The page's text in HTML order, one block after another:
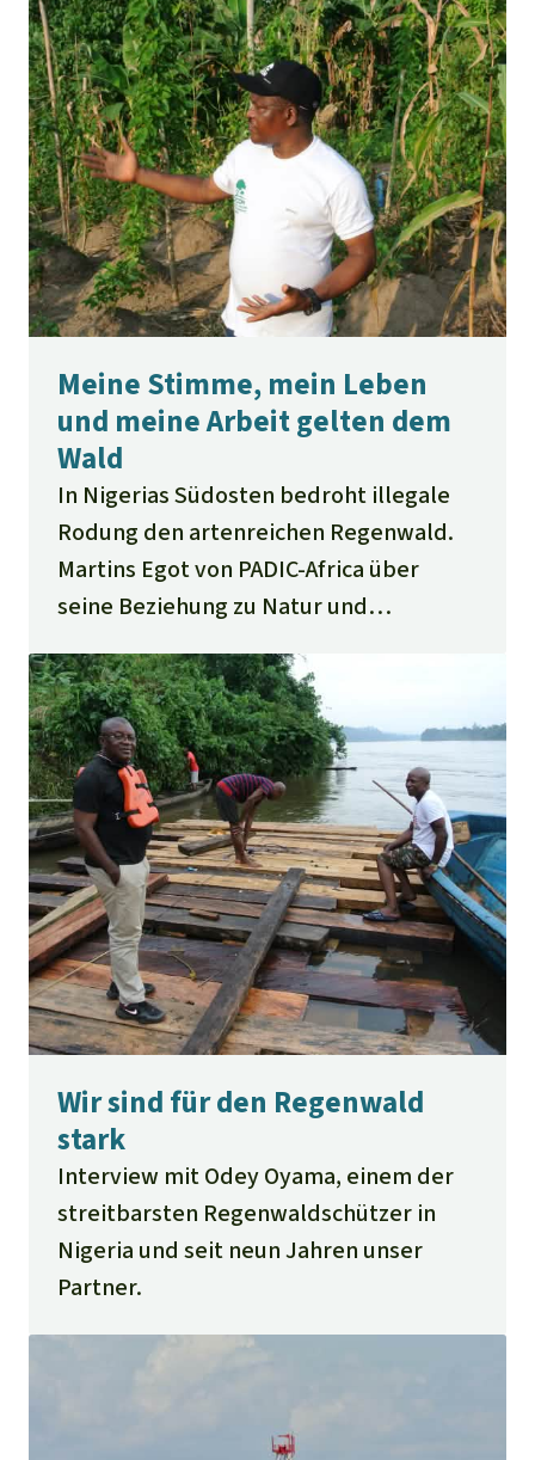
Meine Stimme, mein Leben
und meine Arbeit gelten dem
Wald
In Nigerias Südosten bedroht illegale
Rodung den artenreichen Regenwald.
Martins Egot von PADIC-Africa über
seine Beziehung zu Natur und
Wir sind für den Regenwald
stark
Interview mit Odey Oyama, einem der
streitbarsten Regenwaldschützer in
Nigeria und seit neun Jahren unser
Partner.